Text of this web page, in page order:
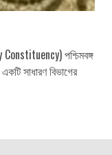
Constituency) পশ্চিমবঙ্গ
সাধারণ বিভাগের